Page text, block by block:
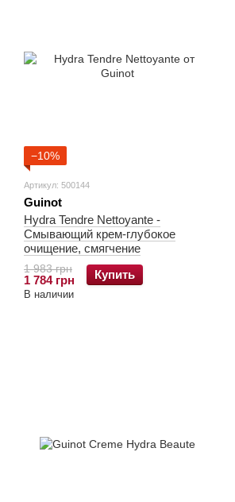
−10%
Артикул: 500144
Guinot
Hydra Tendre Nettoyante -
Смывающий крем-глубокое
очищение, смягчение
1 983 грн
1 784 грн Купить
В наличии